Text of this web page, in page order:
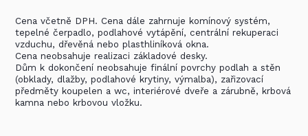
Cena včetně DPH. Cena dále zahrnuje komínový systém,
tepelné čerpadlo, podlahové vytápění, centrální rekuperaci
vzduchu, dřevěná nebo plasthliníková okna.
Cena neobsahuje realizaci základové desky.
Dům k dokončení neobsahuje finální povrchy podlah a stěn
(obklady, dlažby, podlahové krytiny, výmalba), zařizovací
předměty koupelen a wc, interiérové dveře a zárubně, krbová
kamna nebo krbovou vložku.